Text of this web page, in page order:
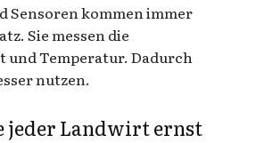
Sensoren kommen immer
Sie messen die
und Temperatur. Dadurch
nutzen.
jeder Landwirt ernst